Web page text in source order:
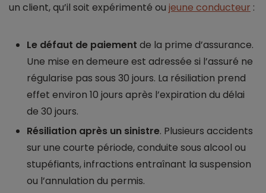
un client, qu’il soit expérimenté ou jeune conducteur :
Le défaut de paiement de la prime d’assurance.
Une mise en demeure est adressée si l’assuré ne
régularise pas sous 30 jours. La résiliation prend
effet environ 10 jours après l’expiration du délai
de 30 jours.
Résiliation après un sinistre. Plusieurs accidents
sur une courte période, conduite sous alcool ou
stupéfiants, infractions entraînant la suspension
ou l’annulation du permis.